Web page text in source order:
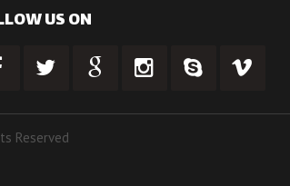
US ON
Reserved